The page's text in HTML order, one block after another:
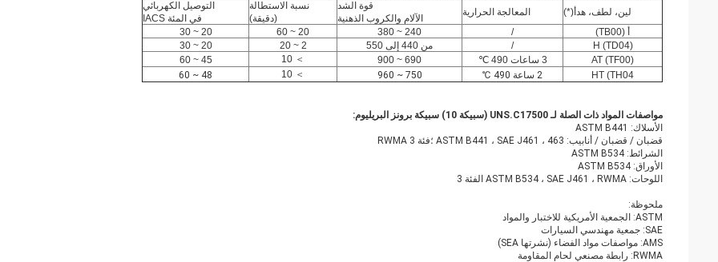
لين، لطف، هدأ(*)
المعالجة الحرارية
قوة الشد
الآلام والكروب الذهنية
نسبة الاستطالة
(دقيقة)
التوصيل الكهربائي
في المئة IACS
أ (TB00)
/
240 ~ 380
20 ~ 60
20 ~ 30
H (TD04)
/ من 440 إلى 550 2 ~ 20
20 ~ 30
AT (TF00)
3 ساعات 490 ℃ 690 ~ 900
＞ 10
45 ~ 60
HT (TH04
2 ساعة 490 ℃ 750 ~ 960
＞ 10
48 ~ 60
مواصفات المواد ذات الصلة لـUNS.C17500 (سبيكة 10) سبيكة برونز البريليوم:
الأسلاك: ASTM B441
قضبان / قضبان / أنابيب: ASTM B441 ، SAE J461 ، 463 ؛فئة RWMA 3
الشرائط: ASTM B534
الأوراق: ASTM B534
اللوحات: ASTM B534 ، SAE J461 ، RWMA الفئة 3
ملحوظة:
ASTM: الجمعية الأمريكية للاختبار والمواد
SAE: جمعية مهندسي السيارات
AMS: مواصفات مواد الفضاء (نشرتها SEA)
RWMA: رابطة مصنعي لحام المقاومة